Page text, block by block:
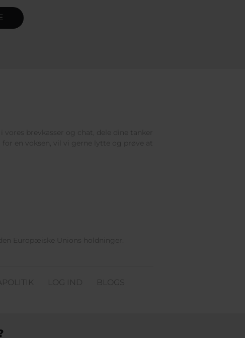
brevkasser og chat, dele dine tanker
en voksen, vil vi gerne lytte og prøve at
Europæiske Unions holdninger.
LOG IND
BLOGS